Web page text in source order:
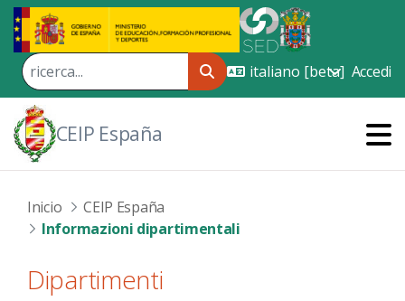
Skip to Main Content
Accedi
CEIP España
Inicio
CEIP España
Informazioni dipartimentali
Dipartimenti